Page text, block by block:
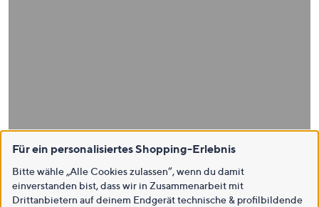
Für ein personalisiertes Shopping-Erlebnis
Bitte wähle „Alle Cookies zulassen“, wenn du damit
einverstanden bist, dass wir in Zusammenarbeit mit
Drittanbietern auf deinem Endgerät technische & profilbildende